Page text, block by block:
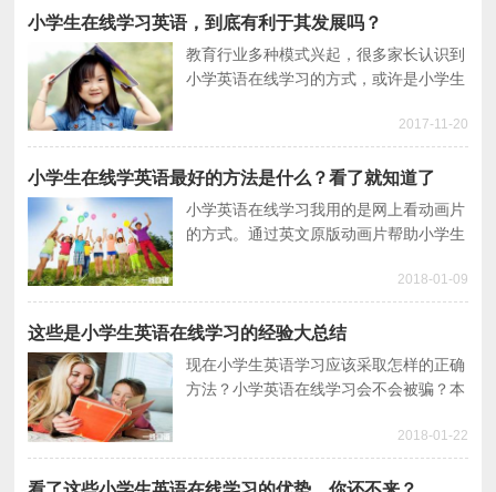
小学生在线学习英语，到底有利于其发展吗？
教育行业多种模式兴起，很多家长认识到
小学英语在线学习的方式，或许是小学生
的优势在哪？较于传统小学生英语培训，
在线学习更好吗？
2017-11-20
小学生在线学英语最好的方法是什么？看了就知道了
小学英语在线学习我用的是网上看动画片
的方式。通过英文原版动画片帮助小学生
学校哑巴英语式学习。且看我家小学生学
英语的经验。
2018-01-09
这些是小学生英语在线学习的经验大总结
现在小学生英语学习应该采取怎样的正确
方法？小学英语在线学习会不会被骗？本
对大家有帮助，小学英语在线学习对提高
英语大有裨益。
2018-01-22